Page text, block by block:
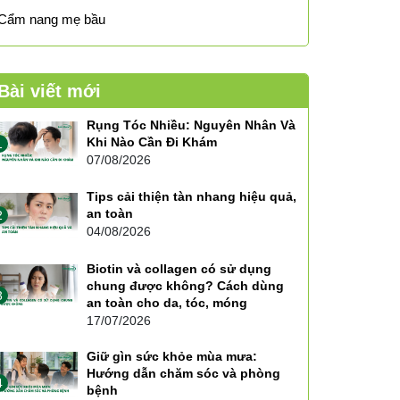
nang mẹ bầu
viết mới
Rụng Tóc Nhiều: Nguyên Nhân Và
Khi Nào Cần Đi Khám
07/08/2026
Tips cải thiện tàn nhang hiệu quả,
an toàn
04/08/2026
Biotin và collagen có sử dụng
chung được không? Cách dùng
an toàn cho da, tóc, móng
17/07/2026
Giữ gìn sức khỏe mùa mưa:
Hướng dẫn chăm sóc và phòng
bệnh